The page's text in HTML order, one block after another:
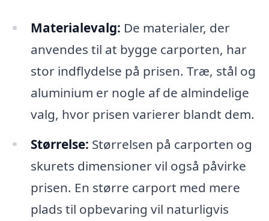
Materialevalg: De materialer, der
anvendes til at bygge carporten, har
stor indflydelse på prisen. Træ, stål og
aluminium er nogle af de almindelige
valg, hvor prisen varierer blandt dem.
Størrelse: Størrelsen på carporten og
skurets dimensioner vil også påvirke
prisen. En større carport med mere
plads til opbevaring vil naturligvis